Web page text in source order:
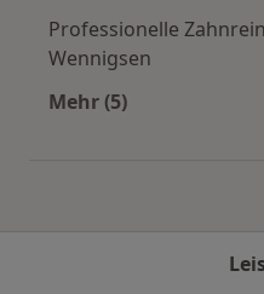
Professionelle
Wennigsen
Mehr (5)